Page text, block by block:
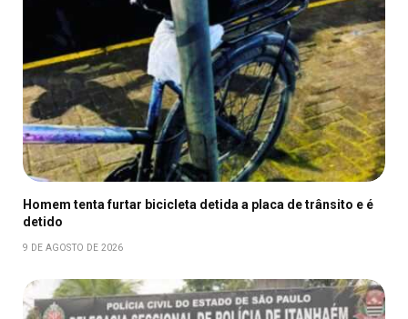
Homem tenta furtar bicicleta detida a placa de trânsito e é
detido
9 DE AGOSTO DE 2026